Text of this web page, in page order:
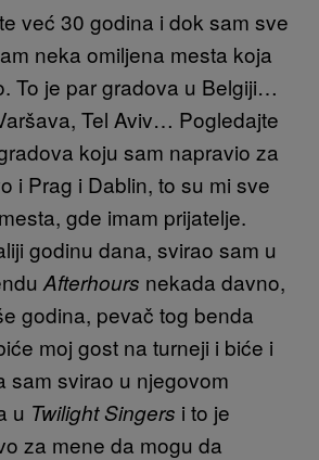
već 30 godina i dok sam sve
neka omiljena mesta koja
To je par gradova u Belgiji…
Tel Aviv… Pogledajte
koju sam napravio za
i Prag i Dablin, to su mi sve
gde imam prijatelje.
godinu dana, svirao sam u
Afterhours nekada davno,
godina, pevač tog benda
moj gost na turneji i biće i
sam svirao u njegovom
u Twilight Singers i to je
za mene da mogu da